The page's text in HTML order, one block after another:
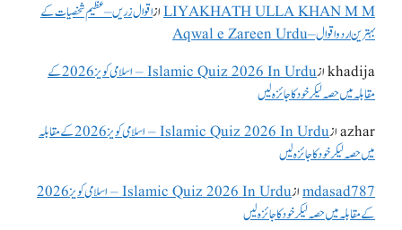
LIYAKHATH ULLA KHAN M Mازاقوال زریں – عظیم شخصیات کے
بہترین اردو اقوال – Aqwal e Zareen Urdu
khadijaاز
Islamic Quiz 2026 In Urdu – اسلامی کویز 2026 کے
مقابلہ میں حصہ لیکر خود کا جائزہ لیں
azharاز
Islamic Quiz 2026 In Urdu – اسلامی کویز 2026 کے مقابلہ
میں حصہ لیکر خود کا جائزہ لیں
mdasad787از
Islamic Quiz 2026 In Urdu – اسلامی کویز 2026
کے مقابلہ میں حصہ لیکر خود کا جائزہ لیں